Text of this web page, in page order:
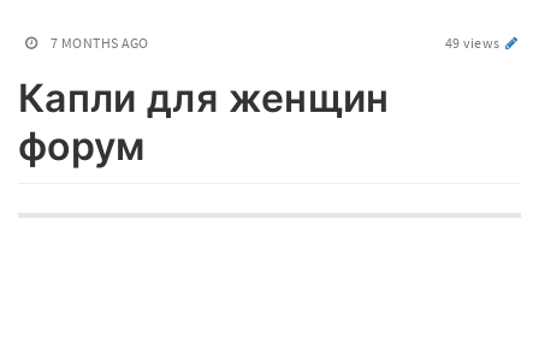
7 MONTHS AGO 49 views
Капли для женщин
форум